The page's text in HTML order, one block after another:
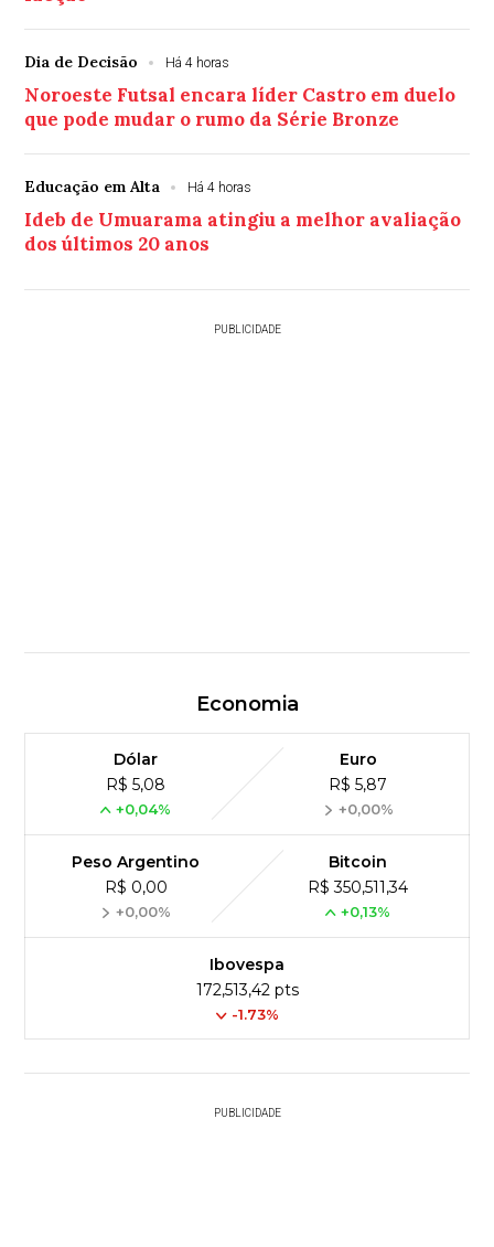
Dia de Decisão Há 4 horas
Noroeste Futsal encara líder Castro em duelo
que pode mudar o rumo da Série Bronze
Educação em Alta Há 4 horas
Ideb de Umuarama atingiu a melhor avaliação
dos últimos 20 anos
PUBLICIDADE
Economia
Dólar
R$ 5,08
+0,04%
Euro
R$ 5,87
+0,00%
Peso Argentino
R$ 0,00
+0,00%
Bitcoin
R$ 350,511,34
+0,13%
Ibovespa
172,513,42 pts
-1.73%
PUBLICIDADE